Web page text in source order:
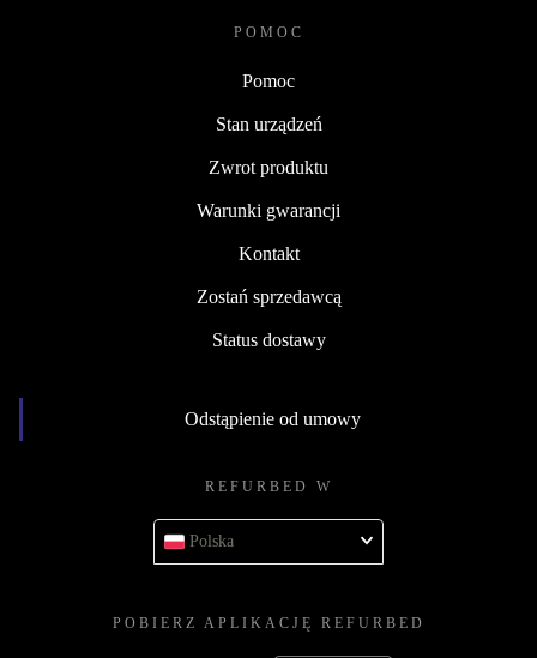
POMOC
Pomoc
Stan urządzeń
Zwrot produktu
Warunki gwarancji
Kontakt
Zostań sprzedawcą
Status dostawy
Odstąpienie od umowy
REFURBED W
Polska
POBIERZ APLIKACJĘ REFURBED